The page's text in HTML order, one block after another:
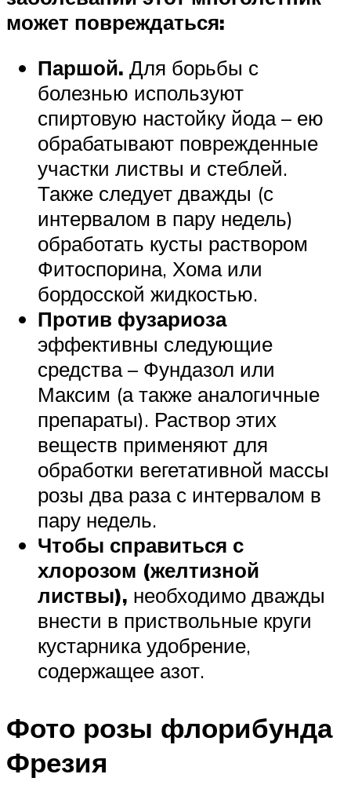
может повреждаться:
Паршой. Для борьбы с
болезнью используют
спиртовую настойку йода – ею
обрабатывают поврежденные
участки листвы и стеблей.
Также следует дважды (с
интервалом в пару недель)
обработать кусты раствором
Фитоспорина, Хома или
бордосской жидкостью.
Против фузариоза
эффективны следующие
средства – Фундазол или
Максим (а также аналогичные
препараты). Раствор этих
веществ применяют для
обработки вегетативной массы
розы два раза с интервалом в
пару недель.
Чтобы справиться с
хлорозом (желтизной
листвы), необходимо дважды
внести в приствольные круги
кустарника удобрение,
содержащее азот.
Фото розы флорибунда
Фрезия